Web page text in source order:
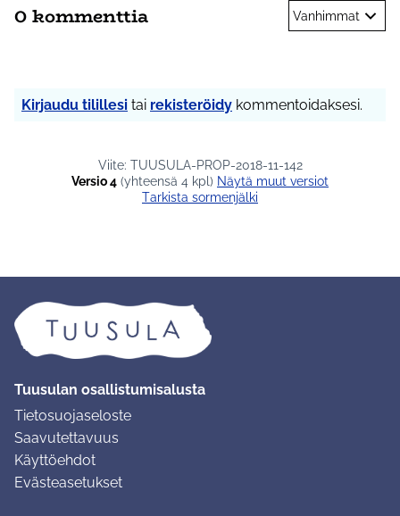
0 kommenttia Vanhimmat
Kirjaudu tilillesi tai rekisteröidy kommentoidaksesi.
Viite: TUUSULA-PROP-2018-11-142
Versio 4 (yhteensä 4 kpl)
näytä muut versiot
Tarkista sormenjälki
Tuusulan osallistumisalusta
Tietosuojaseloste
Saavutettavuus
Käyttöehdot
Evästeasetukset